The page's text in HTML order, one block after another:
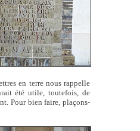
en terre nous rappelle
été utile, toutefois, de
Pour bien faire, plaçons-